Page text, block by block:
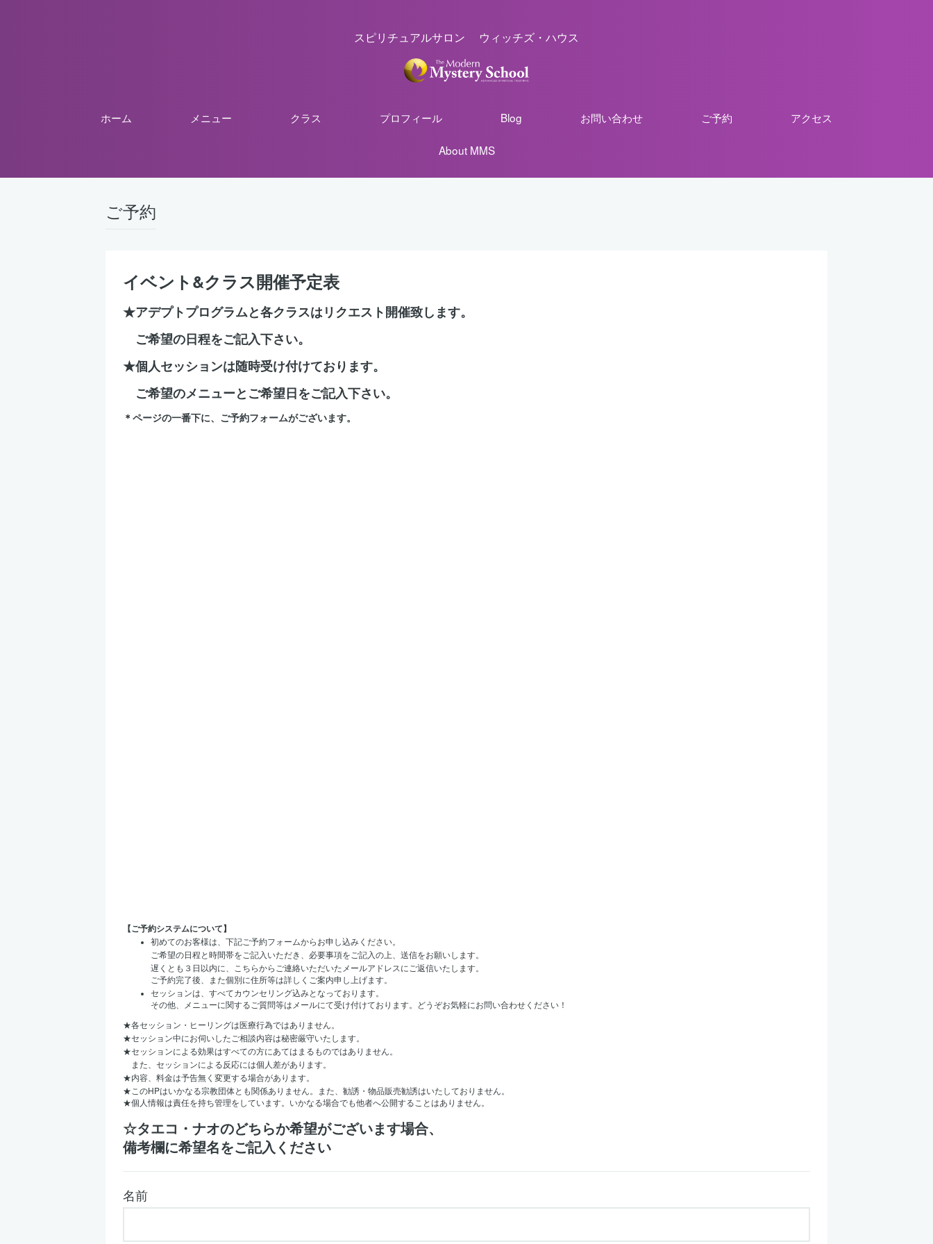
スピリチュアルサロン ウィッチズ・ハウス
ホーム メニュー クラス プロフィール Blog お問い合わせ ご予約 アクセス
About MMS
ご予約
イベント&クラス開催予定表
★アデプトプログラムと各クラスはリクエスト開催致します。
ご希望の日程をご記入下さい。
★個人セッションは随時受け付けております。
ご希望のメニューとご希望日をご記入下さい。
＊ページの一番下に、ご予約フォームがございます。
【ご予約システムについて】
初めてのお客様は、下記ご予約フォームからお申し込みください。
ご希望の日程と時間帯をご記入いただき、必要事項をご記入の上、送信をお願いします。
遅くとも３日以内に、こちらからご連絡いただいたメールアドレスにご返信いたします。
ご予約完了後、また個別に住所等は詳しくご案内申し上げます。
セッションは、すべてカウンセリング込みとなっております。
その他、メニューに関するご質問等はメールにて受け付けております。どうぞお気軽にお問い合わせください！
★各セッション・ヒーリングは医療行為ではありません。
★セッション中にお伺いしたご相談内容は秘密厳守いたします。
★セッションによる効果はすべての方にあてはまるものではありません。
また、セッションによる反応には個人差があります。
★内容、料金は予告無く変更する場合があります。
★このHPはいかなる宗教団体とも関係ありません。また、勧誘・物品販売勧誘はいたしておりません。
★個人情報は責任を持ち管理をしています。いかなる場合でも他者へ公開することはありません。
☆タエコ・ナオのどちらか希望がございます場合、
備考欄に希望名をご記入ください
名前